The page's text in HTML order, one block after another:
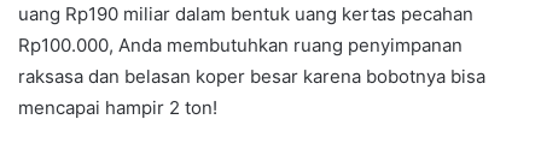
uang Rp190 miliar dalam bentuk uang kertas pecahan
Rp100.000, Anda membutuhkan ruang penyimpanan
raksasa dan belasan koper besar karena bobotnya bisa
mencapai hampir 2 ton!